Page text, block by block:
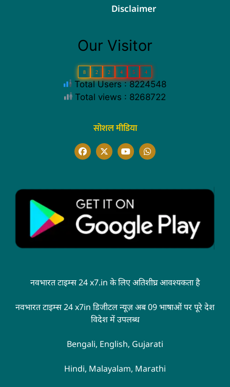
Disclaimer
Our Visitor
8 2 2 4 5 4
Total Users : 8224548
Total views : 8268722
सोशल मीडिया
नवभारत टाइम्स 24 x7.in के लिए अतिशीघ्र आवश्यकता है
नवभारत टाइम्स 24 x7in डिजीटल न्यूज़ अब 09 भाषाओं पर पूरे देश
विदेश में उपलब्ध
Bengali, English, Gujarati
Hindi, Malayalam, Marathi